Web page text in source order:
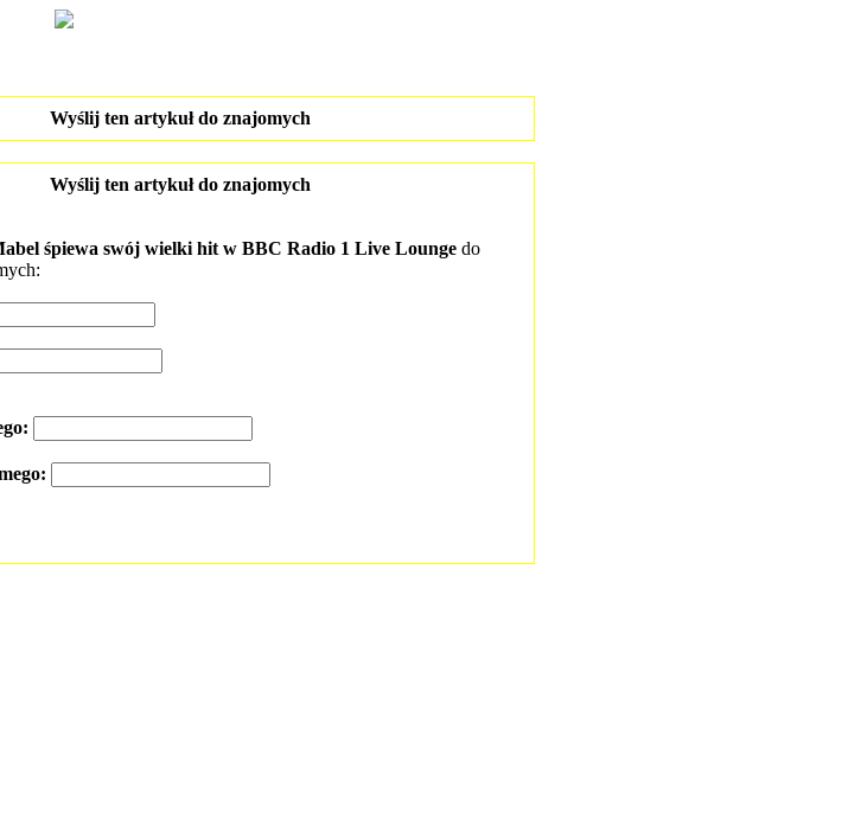
Wyślij ten artykuł do znajomych
Wyślij ten artykuł do znajomych
śpiewa swój wielki hit w BBC Radio 1 Live Lounge do